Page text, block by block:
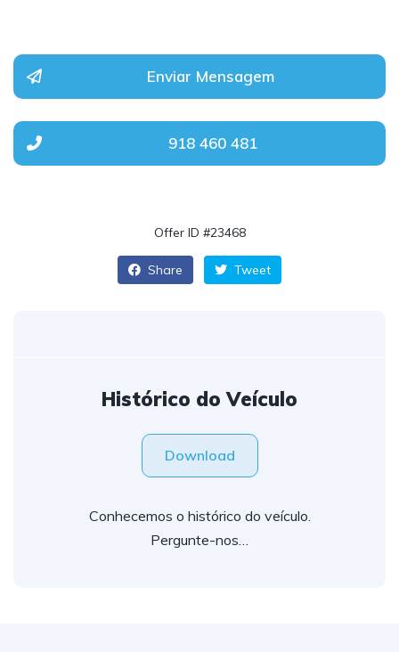
Enviar Mensagem
918 460 481
Offer ID #23468
Share Tweet
Histórico do Veículo
Download
Conhecemos o histórico do veículo.
Pergunte-nos…